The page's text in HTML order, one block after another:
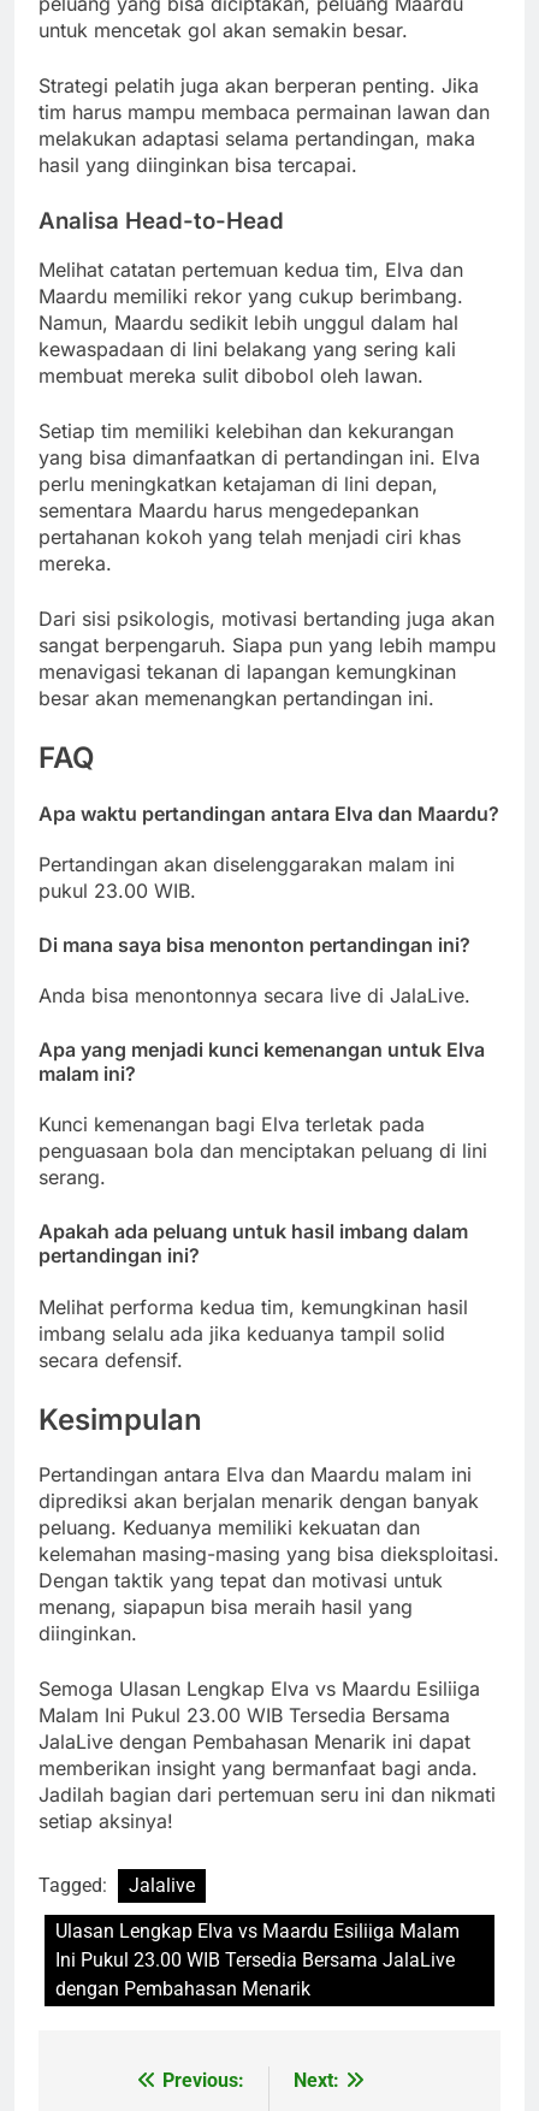
untuk mencetak gol akan semakin besar.
Strategi pelatih juga akan berperan penting. Jika
tim harus mampu membaca permainan lawan dan
melakukan adaptasi selama pertandingan, maka
hasil yang diinginkan bisa tercapai.
Analisa Head-to-Head
Melihat catatan pertemuan kedua tim, Elva dan
Maardu memiliki rekor yang cukup berimbang.
Namun, Maardu sedikit lebih unggul dalam hal
kewaspadaan di lini belakang yang sering kali
membuat mereka sulit dibobol oleh lawan.
Setiap tim memiliki kelebihan dan kekurangan
yang bisa dimanfaatkan di pertandingan ini. Elva
perlu meningkatkan ketajaman di lini depan,
sementara Maardu harus mengedepankan
pertahanan kokoh yang telah menjadi ciri khas
mereka.
Dari sisi psikologis, motivasi bertanding juga akan
sangat berpengaruh. Siapa pun yang lebih mampu
menavigasi tekanan di lapangan kemungkinan
besar akan memenangkan pertandingan ini.
FAQ
Apa waktu pertandingan antara Elva dan Maardu?
Pertandingan akan diselenggarakan malam ini
pukul 23.00 WIB.
Di mana saya bisa menonton pertandingan ini?
Anda bisa menontonnya secara live di JalaLive.
Apa yang menjadi kunci kemenangan untuk Elva
malam ini?
Kunci kemenangan bagi Elva terletak pada
penguasaan bola dan menciptakan peluang di lini
serang.
Apakah ada peluang untuk hasil imbang dalam
pertandingan ini?
Melihat performa kedua tim, kemungkinan hasil
imbang selalu ada jika keduanya tampil solid
secara defensif.
Kesimpulan
Pertandingan antara Elva dan Maardu malam ini
diprediksi akan berjalan menarik dengan banyak
peluang. Keduanya memiliki kekuatan dan
kelemahan masing-masing yang bisa dieksploitasi.
Dengan taktik yang tepat dan motivasi untuk
menang, siapapun bisa meraih hasil yang
diinginkan.
Semoga Ulasan Lengkap Elva vs Maardu Esiliiga
Malam Ini Pukul 23.00 WIB Tersedia Bersama
JalaLive dengan Pembahasan Menarik ini dapat
memberikan insight yang bermanfaat bagi anda.
Jadilah bagian dari pertemuan seru ini dan nikmati
setiap aksinya!
Tagged:
Jalalive
Ulasan Lengkap Elva vs Maardu Esiliiga Malam
Ini Pukul 23.00 WIB Tersedia Bersama JalaLive
dengan Pembahasan Menarik
Previous: Next: